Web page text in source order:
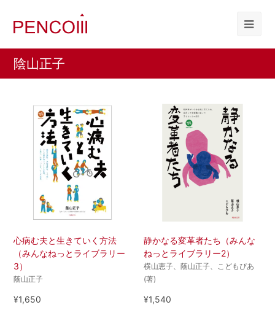
陰山正子
心病む夫と生きていく方法
（みんなねっとライブラリー
3）
蔭山正子
¥1,650
静かなる変革者たち（みんな
ねっとライブラリー2）
横山恵子、蔭山正子、こどもぴあ
(著)
¥1,540